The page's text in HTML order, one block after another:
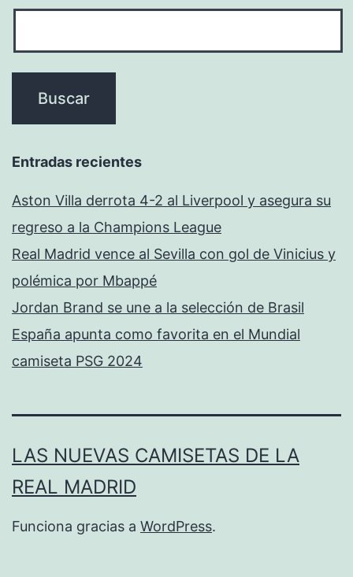
Entradas recientes
Aston Villa derrota 4-2 al Liverpool y asegura su
regreso a la Champions League
Real Madrid vence al Sevilla con gol de Vinicius y
polémica por Mbappé
Jordan Brand se une a la selección de Brasil
España apunta como favorita en el Mundial
camiseta PSG 2024
LAS NUEVAS CAMISETAS DE LA
REAL MADRID
Funciona gracias a WordPress.